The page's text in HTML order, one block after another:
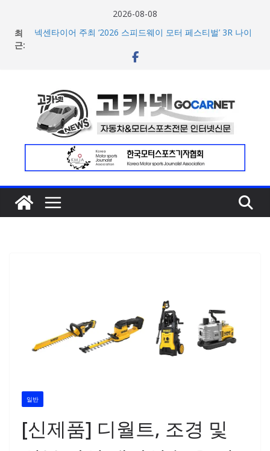
2026-08-08
최
근:
넥센타이어 주최 ‘2026 스피드웨이 모터 페스티벌’ 3R 나이
아우디, 405일 만에 완성한 초고성능 슈퍼카 ‘누볼라리’ 제
이션 엔진’ 공개
마일레, 코너링 쏠림·하체 소음 잡는 ‘스테빌라이저 링크’ 정
비 솔루션 제안
한온시스템, 캐나다 정부로부터 1,000만 캐나다달러 규모
지원 확보
일반
[신제품] 디월트, 조경 및